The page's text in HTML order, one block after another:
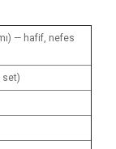
— hafif, nefes
set)